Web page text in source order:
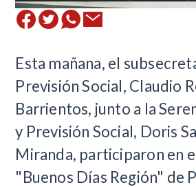
Esta mañana, el
Previsión Social, Claudio
Barrientos, junto a la
y Previsión Social, Doris
Miranda, participaron en
"Buenos Días Región" de